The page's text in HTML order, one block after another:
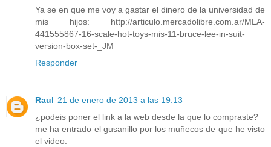
Ya se en que me voy a gastar el dinero de la universidad de
mis hijos: http://articulo.mercadolibre.com.ar/MLA-
441555867-16-scale-hot-toys-mis-11-bruce-lee-in-suit-
version-box-set-_JM
Responder
Raul 21 de enero de 2013 a las 19:13
¿podeis poner el link a la web desde la que lo compraste?
me ha entrado el gusanillo por los muñecos de que he visto
el video.